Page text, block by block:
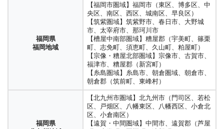
福岡県
福岡地域
【福岡市圏域】福岡市（東区、博多区、中
央区、南区、西区、城南区、早良区）
【筑紫圏域】筑紫野市、春日市、大野城
市、太宰府市、那珂川市
【槽屋中南部圏域】糟屋郡（宇美町、篠栗
町、志免町、須恵町、久山町、粕屋町）
【宗像・糟屋北部圏域】宗像市、古賀市、
福津市、糟屋郡（新宮町）
【糸島圏域】糸島市、朝倉圏域、朝倉市、
朝倉郡（筑前町、東峰村）
福岡県
【北九州市圏域】北九州市（門司区、若松
区、戸畑区、八幡東区、八幡西区、小倉北
区、小倉南区）
【遠賀・中間圏域】中間市、遠賀郡（芦屋